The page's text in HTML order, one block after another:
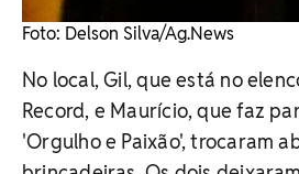
Foto: Delson Silva/Ag.News
No local, Gil, que está no
Record, e Maurício, que faz
'Orgulho e Paixão', trocaram